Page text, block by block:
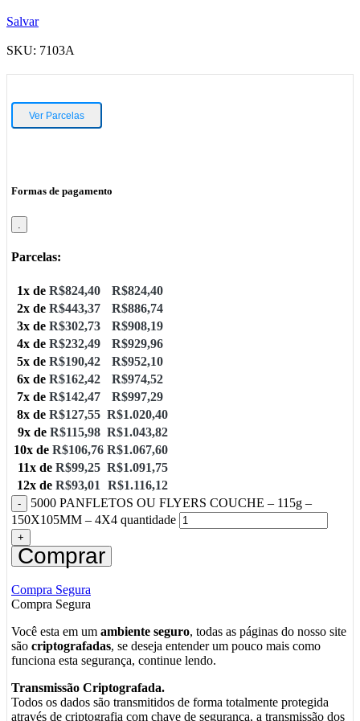
Salvar
SKU: 7103A
Ver Parcelas
Formas de pagamento
Parcelas:
1x de R$824,40 R$824,40
2x de R$443,37 R$886,74
3x de R$302,73 R$908,19
4x de R$232,49 R$929,96
5x de R$190,42 R$952,10
6x de R$162,42 R$974,52
7x de R$142,47 R$997,29
8x de R$127,55 R$1.020,40
9x de R$115,98 R$1.043,82
10x de R$106,76 R$1.067,60
11x de R$99,25 R$1.091,75
12x de R$93,01 R$1.116,12
5000 PANFLETOS OU FLYERS COUCHE – 115g –
150X105MM – 4X4 quantidade
Comprar
Compra Segura
Compra Segura
Você esta em um ambiente seguro, todas as páginas do nosso site
são criptografadas, se deseja entender um pouco mais como
funciona esta segurança, continue lendo.
Transmissão Criptografada.
Todos os dados são transmitidos de forma totalmente protegida
através de criptografia com chave de segurança, a transmissão dos